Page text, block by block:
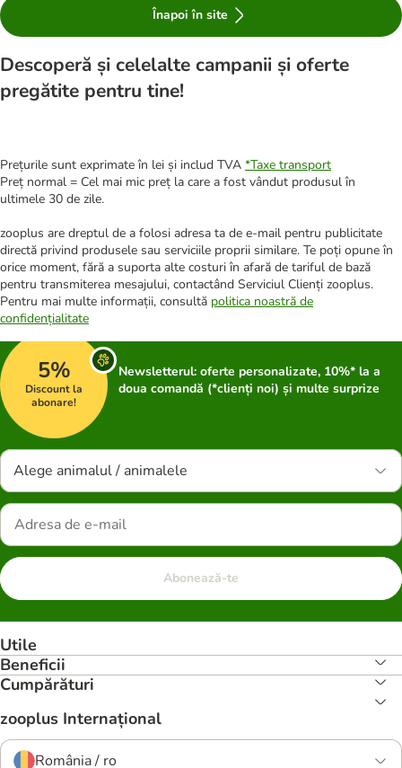
Înapoi în site
Descoperă și celelalte campanii și oferte
pregătite pentru tine!
Prețurile sunt exprimate în lei și includ TVA *Taxe transport
Preț normal = Cel mai mic preț la care a fost vândut produsul în
ultimele 30 de zile.
zooplus are dreptul de a folosi adresa ta de e-mail pentru publicitate
directă privind produsele sau serviciile proprii similare. Te poți opune în
orice moment, fără a suporta alte costuri în afară de tariful de bază
pentru transmiterea mesajului, contactând Serviciul Clienți zooplus.
Pentru mai multe informații, consultă politica noastră de
confidențialitate
5%
Discount la
abonare!
Newsletterul: oferte personalizate, 10%* la a
doua comandă (*clienți noi) și multe surprize
Alege animalul / animalele
Abonează-te
Utile
Beneficii
Cumpărături
zooplus Internațional
România / ro